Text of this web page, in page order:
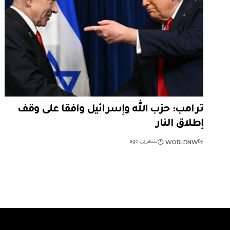
ترامب: حزب الله وإسرائيل وافقا على وقف
إطلاق النار
By
WORLDNW شهرين ago